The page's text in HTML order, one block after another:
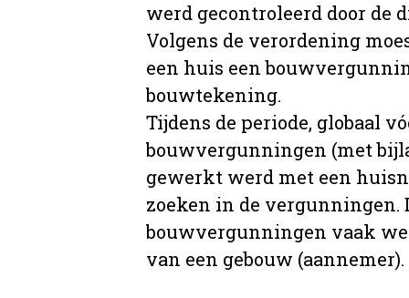
werd gecontroleerd door de
Volgens de verordening
een huis een
bouwtekening.
Tijdens de periode, globaal
bouwvergunningen (met
gewerkt werd met een
zoeken in de vergunningen.
bouwvergunningen vaak
van een gebouw (aannemer).